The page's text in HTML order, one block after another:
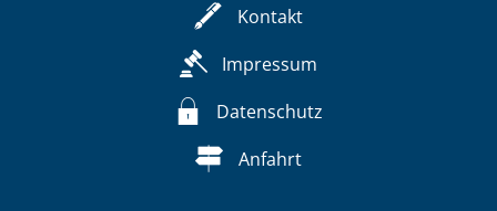
Kontakt
Impressum
Datenschutz
Anfahrt